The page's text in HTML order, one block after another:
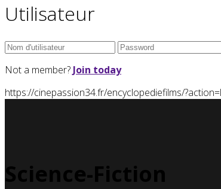
Utilisateur
Not a member? Join today
https://cinepassion34.fr/encyclopediefilms/
Science-Fiction